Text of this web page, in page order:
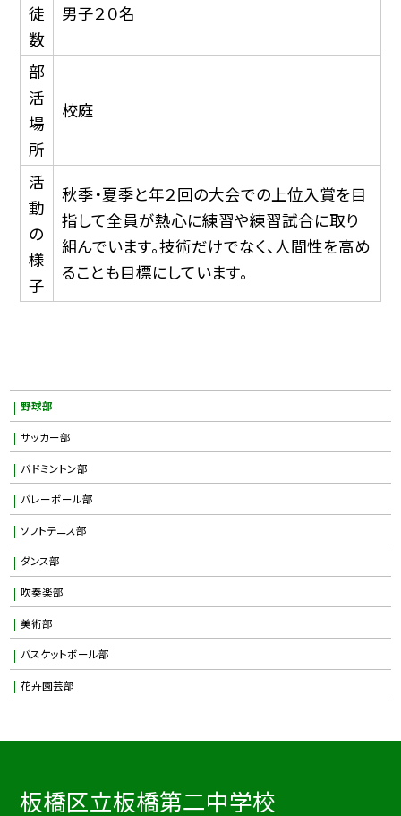
徒
数
男子２０名
部
活
場
所
校庭
活
動
の
様
子
秋季・夏季と年２回の大会での上位入賞を目
指して全員が熱心に練習や練習試合に取り
組んでいます。技術だけでなく、人間性を高め
ることも目標にしています。
野球部
サッカー部
バドミントン部
バレーボール部
ソフトテニス部
ダンス部
吹奏楽部
美術部
バスケットボール部
花卉園芸部
板橋区立板橋第二中学校